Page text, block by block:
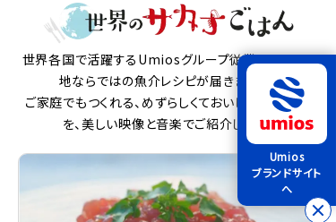
世界各国で活躍するUmiosグループ従業員から、現
地ならではの魚介レシピが届きました。
ご家庭でもつくれる、めずらしくておいしい魚介料理
を、美しい映像と音楽でご紹介します。
Umios
ブランドサイト
へ